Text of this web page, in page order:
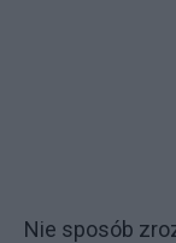
Nie sposób